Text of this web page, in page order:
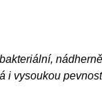
i vysoukou